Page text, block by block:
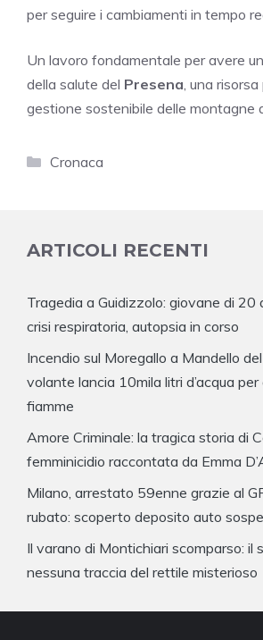
per seguire i cambiamenti in tempo
Un lavoro fondamentale per avere
della salute del Presena , una
gestione sostenibile delle montagne
Categorie
Cronaca
ARTICOLI RECENTI
Tragedia a Guidizzolo: giovane di 20
crisi respiratoria, autopsia in corso
Incendio sul Moregallo a Mandello
volante lancia 10mila litri d’acqua per
fiamme
Amore Criminale: la tragica storia di
femminicidio raccontata da Emma
Milano, arrestato 59enne grazie al
rubato: scoperto deposito auto
Il varano di Montichiari scomparso: il
nessuna traccia del rettile misterioso